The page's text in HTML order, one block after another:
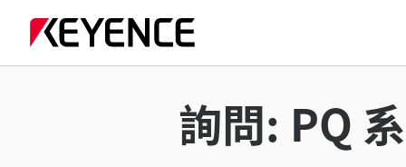
詢問: PQ